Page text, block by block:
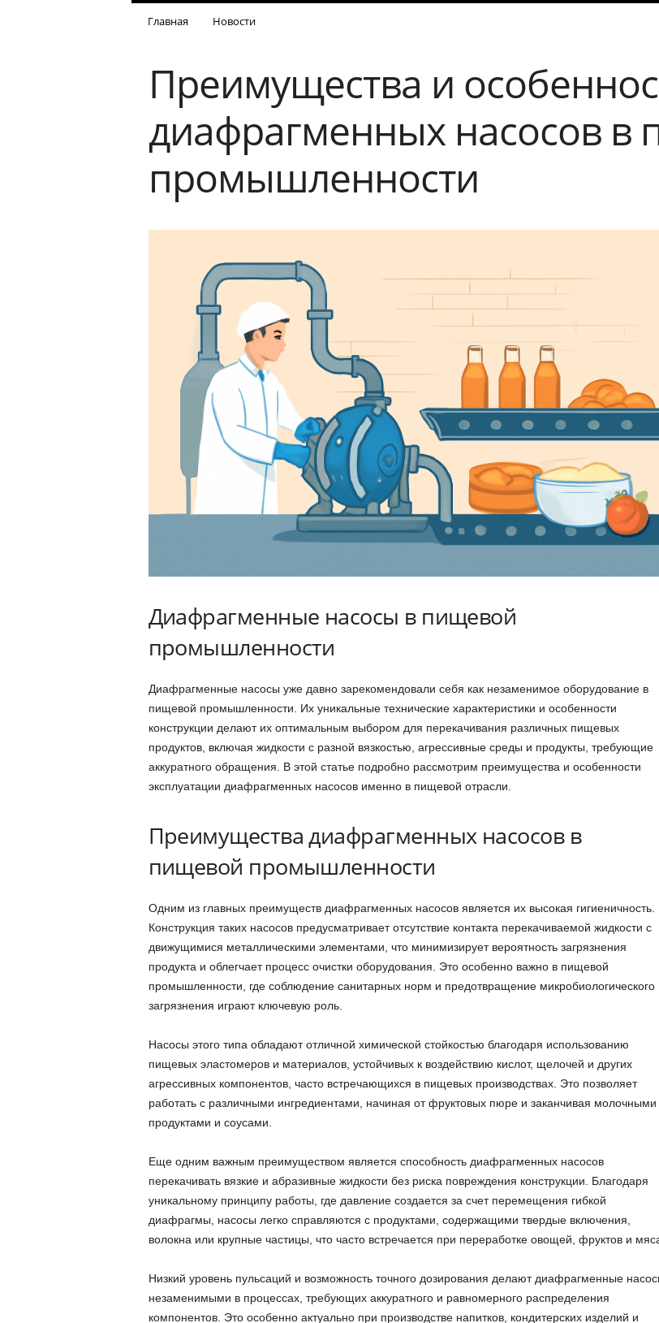
Главная Новости
Преимущества и
диафрагменных насосов в
промышленности
Диафрагменные насосы в пищевой
промышленности
Диафрагменные насосы уже давно зарекомендовали себя как незаменимое оборудование в
пищевой промышленности. Их уникальные технические характеристики и особенности
конструкции делают их оптимальным выбором для перекачивания различных пищевых
продуктов, включая жидкости с разной вязкостью, агрессивные среды и продукты, требующие
аккуратного обращения. В этой статье подробно рассмотрим преимущества и особенности
эксплуатации диафрагменных насосов именно в пищевой отрасли.
Преимущества диафрагменных насосов в
пищевой промышленности
Одним из главных преимуществ диафрагменных насосов является их высокая гигиеничность.
Конструкция таких насосов предусматривает отсутствие контакта перекачиваемой жидкости с
движущимися металлическими элементами, что минимизирует вероятность загрязнения
продукта и облегчает процесс очистки оборудования. Это особенно важно в пищевой
промышленности, где соблюдение санитарных норм и предотвращение микробиологического
загрязнения играют ключевую роль.
Насосы этого типа обладают отличной химической стойкостью благодаря использованию
пищевых эластомеров и материалов, устойчивых к воздействию кислот, щелочей и других
агрессивных компонентов, часто встречающихся в пищевых производствах. Это позволяет
работать с различными ингредиентами, начиная от фруктовых пюре и заканчивая молочными
продуктами и соусами.
Еще одним важным преимуществом является способность диафрагменных насосов
перекачивать вязкие и абразивные жидкости без риска повреждения конструкции. Благодаря
уникальному принципу работы, где давление создается за счет перемещения гибкой
диафрагмы, насосы легко справляются с продуктами, содержащими твердые включения,
волокна или крупные частицы, что часто встречается при переработке овощей, фруктов и
Низкий уровень пульсаций и возможность точного дозирования делают диафрагменные
незаменимыми в процессах, требующих аккуратного и равномерного распределения
компонентов. Это особенно актуально при производстве напитков, кондитерских изделий и